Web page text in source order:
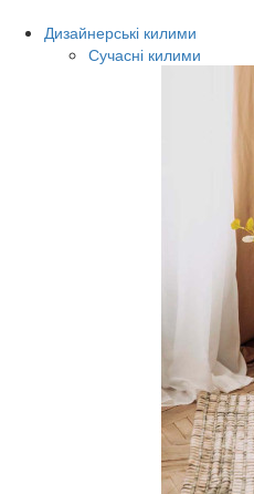
Дизайнерські килими
Сучасні килими